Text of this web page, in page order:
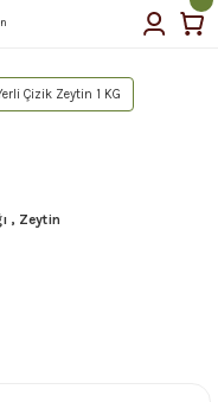
Çizik Zeytin 1 KG
, Zeytin